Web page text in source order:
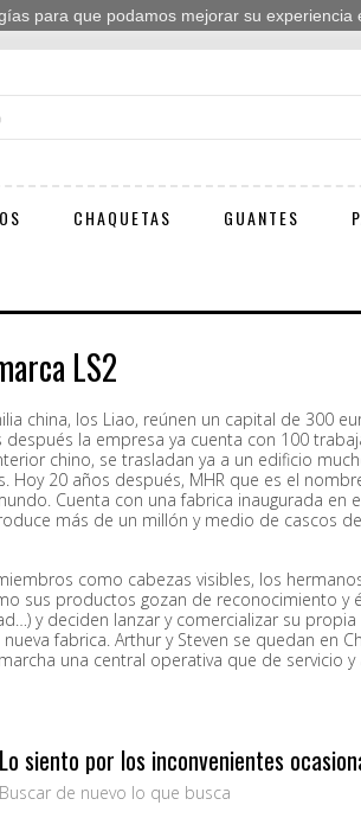
CHAQUETAS GUANTES
LS2
china, los Liao, reúnen un capital de 300
después la empresa ya cuenta con 100
chino, se trasladan ya a un edificio
Hoy 20 años después, MHR que es el
Cuenta con una fabrica inaugurada
más de un millón y medio de cascos
como cabezas visibles, los
sus productos gozan de reconocimiento
y deciden lanzar y comercializar su
fabrica. Arthur y Steven se quedan en
una central operativa que de servicio
Lo siento por los inconvenientes
Buscar de nuevo lo que busca
para que podamos mejorar su experiencia